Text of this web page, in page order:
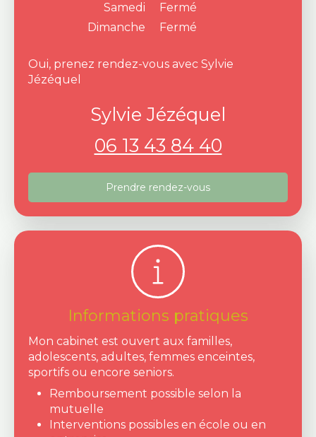
Samedi
Fermé
Dimanche
Fermé
Oui, prenez rendez-vous avec Sylvie
Jézéquel
Sylvie Jézéquel
06 13 43 84 40
Prendre rendez-vous
Informations pratiques
Mon cabinet est ouvert aux familles,
adolescents, adultes, femmes enceintes,
sportifs ou encore seniors.
Remboursement possible selon la
mutuelle
Interventions possibles en école ou en